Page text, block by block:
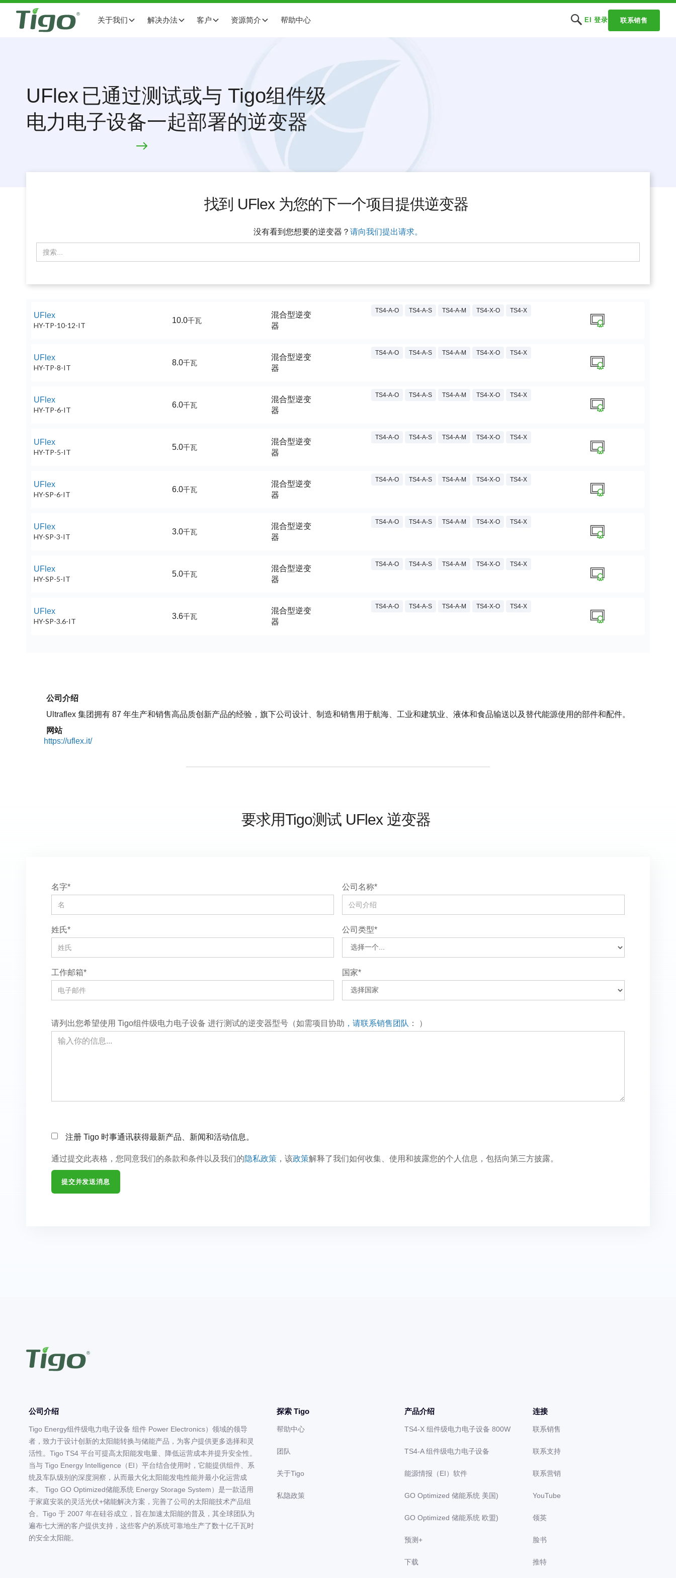
关于我们 解决办法 客户 资源简介 帮助中心 EI 登录 联系销售
UFlex 已通过测试或与 Tigo组件级
电力电子设备一起部署的逆变器
找到 UFlex 为您的下一个项目提供逆变器
没有看到您想要的逆变器？ 请向我们提出请求。
UFlex
HY-TP-10-12-IT
10.0千瓦
混合型逆变
器
TS4-A-O TS4-A-S TS4-A-M TS4-X-O TS4-X
UFlex
HY-TP-8-IT
8.0千瓦
混合型逆变
器
TS4-A-O TS4-A-S TS4-A-M TS4-X-O TS4-X
UFlex
HY-TP-6-IT
6.0千瓦
混合型逆变
器
TS4-A-O TS4-A-S TS4-A-M TS4-X-O TS4-X
UFlex
HY-TP-5-IT
5.0千瓦
混合型逆变
器
TS4-A-O TS4-A-S TS4-A-M TS4-X-O TS4-X
UFlex
HY-SP-6-IT
6.0千瓦
混合型逆变
器
TS4-A-O TS4-A-S TS4-A-M TS4-X-O TS4-X
UFlex
HY-SP-3-IT
3.0千瓦
混合型逆变
器
TS4-A-O TS4-A-S TS4-A-M TS4-X-O TS4-X
UFlex
HY-SP-5-IT
5.0千瓦
混合型逆变
器
TS4-A-O TS4-A-S TS4-A-M TS4-X-O TS4-X
UFlex
HY-SP-3.6-IT
3.6千瓦
混合型逆变
器
TS4-A-O TS4-A-S TS4-A-M TS4-X-O TS4-X
公司介绍
Ultraflex 集团拥有 87 年生产和销售高品质创新产品的经验，旗下公司设计、制造和销售用于航海、工业和建筑业、液体和食品输送以及替代能源使用的部件和配件。
网站
https://uflex.it/
要求用Tigo测试 UFlex 逆变器
名字*
姓氏*
工作邮箱*
公司名称*
公司类型*
国家*
请列出您希望使用 Tigo组件级电力电子设备 进行测试的逆变器型号（如需项目协助 ，请联系销售团队 ： ）
注册 Tigo 时事通讯获得最新产品、新闻和活动信息。
通过提交此表格，您同意我们的条款和条件以及我们的隐私政策 ，该政策解释了我们如何收集、使用和披露您的个人信息，包括向第三方披露。
公司介绍
Tigo Energy组件级电力电子设备 组件 Power Electronics）领域的领导
者，致力于设计创新的太阳能转换与储能产品，为客户提供更多选择和灵
活性。Tigo TS4 平台可提高太阳能发电量、降低运营成本并提升安全性。
当与 Tigo Energy Intelligence（EI）平台结合使用时，它能提供组件、系
统及车队级别的深度洞察，从而最大化太阳能发电性能并最小化运营成
本。 Tigo GO Optimized储能系统 Energy Storage System）是一款适用
于家庭安装的灵活光伏+储能解决方案，完善了公司的太阳能技术产品组
合。Tigo 于 2007 年在硅谷成立，旨在加速太阳能的普及，其全球团队为
遍布七大洲的客户提供支持，这些客户的系统可靠地生产了数十亿千瓦时
的安全太阳能。
探索 Tigo
帮助中心
团队
关于Tigo
私隐政策
产品介绍
TS4-X 组件级电力电子设备 800W
TS4-A 组件级电力电子设备
能源情报（EI）软件
GO Optimized 储能系统 美国)
GO Optimized 储能系统 欧盟)
预测+
下载
连接
联系销售
联系支持
联系营销
YouTube
领英
脸书
推特